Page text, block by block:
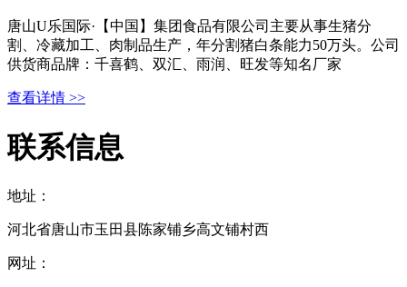
唐山U乐国际·【中国】集团食品有限公司主要从事生猪分
割、冷藏加工、肉制品生产，年分割猪白条能力50万头。公司
供货商品牌：千喜鹤、双汇、雨润、旺发等知名厂家
查看详情 >>
联系信息
地址：
河北省唐山市玉田县陈家铺乡高文铺村西
网址：